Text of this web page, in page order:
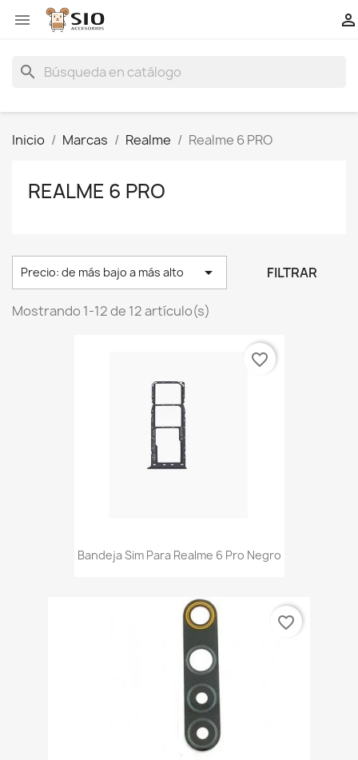
 
search
Inicio Marcas Realme Realme 6 PRO
REALME 6 PRO
Precio: de más bajo a más alto  FILTRAR
Mostrando 1-12 de 12 artículo(s)
Bandeja Sim Para Realme 6 Pro Negro
favorite_border
favorite_border